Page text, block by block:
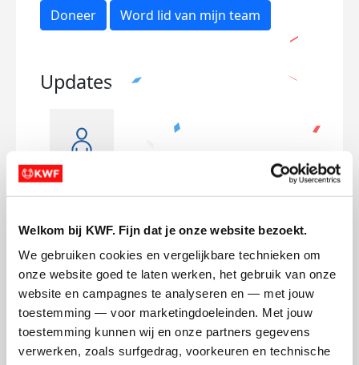
Welkom bij KWF. Fijn dat je onze website bezoekt.
We gebruiken cookies en vergelijkbare technieken om
onze website goed te laten werken, het gebruik van onze
website en campagnes te analyseren en — met jouw
toestemming — voor marketingdoeleinden. Met jouw
toestemming kunnen wij en onze partners gegevens
verwerken, zoals surfgedrag, voorkeuren en technische
Doneer Word lid van mijn team
Updates
heeeeeel blij
Lieve allemaal, we hebben nog geen stap
in Nijmegen gezet en hebben nu al
praktisch 1000,- opgehaald. Dank jullie
wel, top!! 💪👍Daar wordt je toch blij van
🤩.
We raken uiteraard ook meteen nog
er